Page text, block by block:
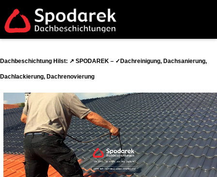
Dachbeschichtung Hilst: ↗️ SPODAREK – ✓Dachreinigung, Dachsanierung,
Dachlackierung, Dachrenovierung